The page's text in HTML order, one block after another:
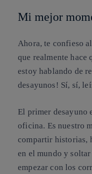
Mi mejor
Ahora, te confieso
que realmente hace
estoy hablando de
desayunos! Sí, sí,
El primer desayuno
oficina. Es nuestro
compartir historias,
en el mundo y
empezar con los